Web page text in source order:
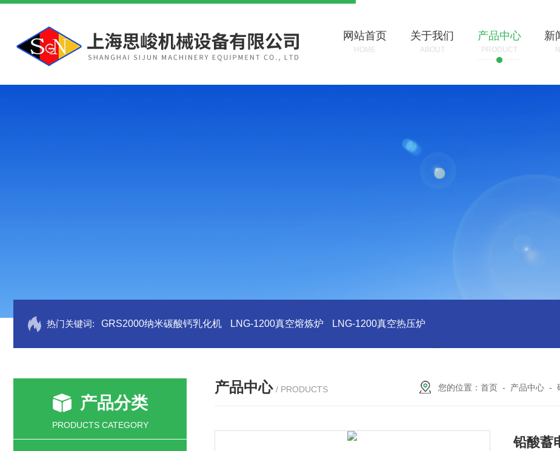
网站首页
HOME
关于我们
ABOUT
产品中心
PRODUCT
新
热门关键词: GRS2000纳米碳酸钙乳化机 LNG-1200真空熔炼炉 LNG-1200真空热压炉
产品分类
PRODUCTS CATEGORY
产品中心 / PRODUCTS 您的位置：首页 - 产品中心 -
铅酸蓄